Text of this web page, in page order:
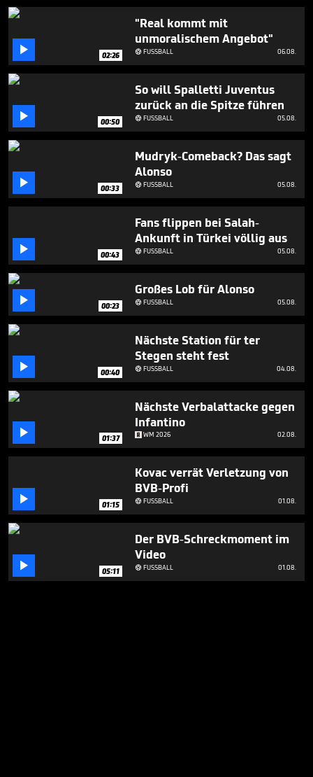
1
minute,
seconds
 02:26
"Real kommt mit
unmoralischem Angebot"
FUSSBALL 06.08.
 00:50
So will Spalletti Juventus
zurück an die Spitze führen
FUSSBALL 05.08.
 00:33
Mudryk-Comeback? Das sagt
Alonso
FUSSBALL 05.08.
 00:43
Fans flippen bei Salah-
Ankunft in Türkei völlig aus
FUSSBALL 05.08.
 00:23
Großes Lob für Alonso
FUSSBALL 05.08.
 00:40
Nächste Station für ter
Stegen steht fest
FUSSBALL 04.08.
 01:37
Nächste Verbalattacke gegen
Infantino
WM 2026 02.08.
 01:15
Kovac verrät Verletzung von
BVB-Profi
FUSSBALL 01.08.
 05:11
Der BVB-Schreckmoment im
Video
FUSSBALL 01.08.